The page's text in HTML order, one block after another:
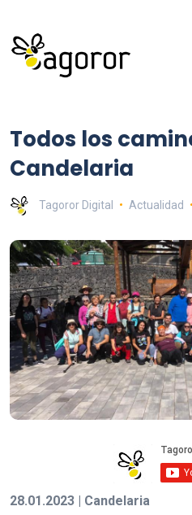
Todos los
Candelaria
Tagoror Digital Actualidad
28.01.2023 | Candelaria